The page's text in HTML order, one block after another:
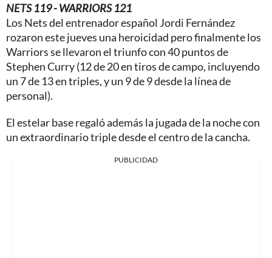
NETS 119 - WARRIORS 121
Los Nets del entrenador español Jordi Fernández
rozaron este jueves una heroicidad pero finalmente los
Warriors se llevaron el triunfo con 40 puntos de
Stephen Curry (12 de 20 en tiros de campo, incluyendo
un 7 de 13 en triples, y un 9 de 9 desde la línea de
personal).
El estelar base regaló además la jugada de la noche con
un extraordinario triple desde el centro de la cancha.
PUBLICIDAD